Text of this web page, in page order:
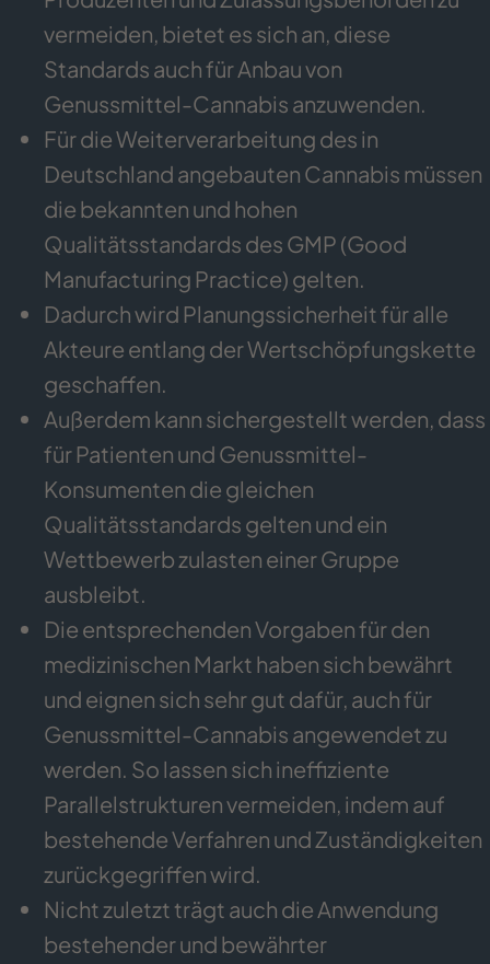
vermeiden, bietet es sich an, diese
Standards auch für Anbau von
Genussmittel-Cannabis anzuwenden.
Für die Weiterverarbeitung des in
Deutschland angebauten Cannabis müssen
die bekannten und hohen
Qualitätsstandards des GMP (Good
Manufacturing Practice) gelten.
Dadurch wird Planungssicherheit für alle
Akteure entlang der Wertschöpfungskette
geschaffen.
Außerdem kann sichergestellt werden, dass
für Patienten und Genussmittel-
Konsumenten die gleichen
Qualitätsstandards gelten und ein
Wettbewerb zulasten einer Gruppe
ausbleibt.
Die entsprechenden Vorgaben für den
medizinischen Markt haben sich bewährt
und eignen sich sehr gut dafür, auch für
Genussmittel-Cannabis angewendet zu
werden. So lassen sich ineffiziente
Parallelstrukturen vermeiden, indem auf
bestehende Verfahren und Zuständigkeiten
zurückgegriffen wird.
Nicht zuletzt trägt auch die Anwendung
bestehender und bewährter